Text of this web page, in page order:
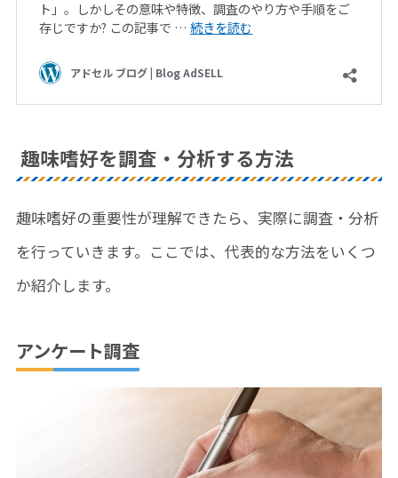
趣味嗜好を調査・分析する方法
趣味嗜好の重要性が理解できたら、実際に調査・分析
を行っていきます。ここでは、代表的な方法をいくつ
か紹介します。
アンケート調査